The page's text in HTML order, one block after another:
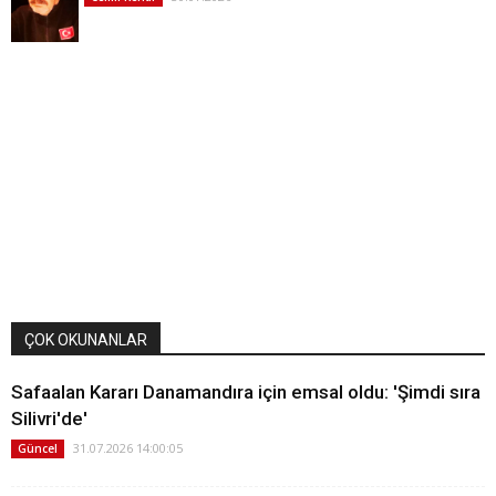
ÇOK OKUNANLAR
Safaalan Kararı Danamandıra için emsal oldu: 'Şimdi sıra
Silivri'de'
Güncel 31.07.2026 14:00:05